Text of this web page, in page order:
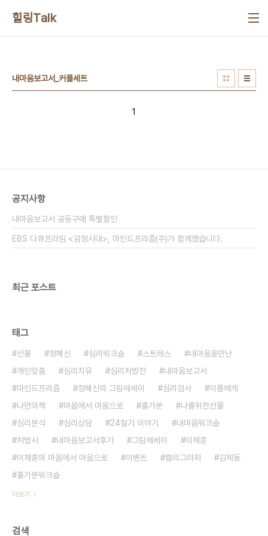
힐링Talk
내마음보고서_커플세트
1
공지사항
내마음보고서 공동구매 특별할인
EBS 다큐프라임 <감정시대>, 마인드프리즘(주)가 함께했습니다.
최근 포스트
태그
선물 정혜신 심리워크숍 스트레스
내마음을만난
개인맞춤
심리치유 심리처방전
내마음보고서
마인드프리즘
정혜신의 그림에세이 심리검사
이름에게
나만의책
마음에서 마음으로 홀가분
나를위한선물
심리분석
심리상담 24절기 이야기
내마음워크숍
처방시
내마음보고서후기 그림에세이
이채훈
이채훈의 마음에서 마음으로
이벤트 캘리그라피
김제동
홀가분워크숍
더보기
검색